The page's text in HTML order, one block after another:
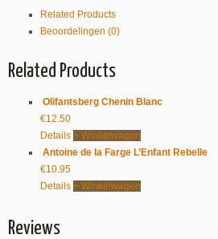
Related Products
Beoordelingen (0)
Related Products
Olifantsberg Chenin Blanc
€12.50
Details + Winkelwagen
Antoine de la Farge L’Enfant Rebelle
€10.95
Details + Winkelwagen
Reviews